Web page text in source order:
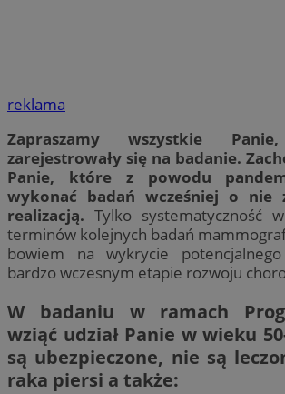
reklama
Zapraszamy wszystkie
zarejestrowały się na badanie.
Panie, które z powodu
wykonać badań wcześniej o nie
realizacją. Tylko systematyczność
terminów kolejnych badań
bowiem na wykrycie
bardzo wczesnym etapie rozwoju
W badaniu w ramach
wziąć udział Panie w wieku
są ubezpieczone, nie są
raka piersi a także: